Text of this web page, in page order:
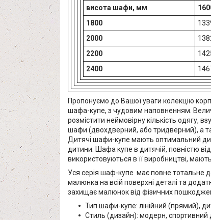
висота шафи, мм
1800
2000
2200
2400
Пропонуємо до Вашої уваги колекцію
шафа-купе, з чудовим наповненням.
розмістити неймовірну кількість одягу,
шафи (двохдверний, або тридверний), а
Дитячі шафи-купе мають оптимальний
дитини. Шафа купе в дитячій, повністю
використовуються в її виробництві, мають
Уся серія шаф-купе має повне тотальне
малюнка на всій поверхні деталі та
захищає малюнок від фізичних
Тип шафи-купе: лінійний (прямий),
Стиль (дизайн): модерн, спортивний